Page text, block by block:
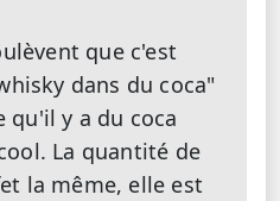
que c'est
dans du coca"
qu'il y a du coca
La quantité de
la même, elle est